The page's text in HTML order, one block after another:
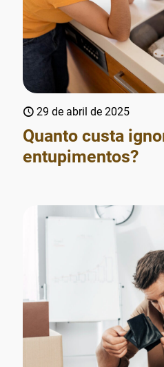
29 de abril de 2025
Quanto custa
entupimentos?